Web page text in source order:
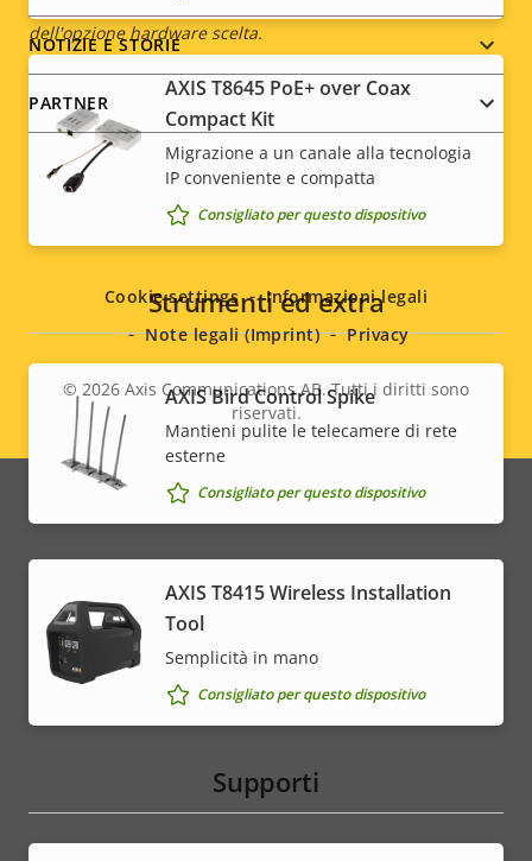
dell'opzione hardware scelta.
AXIS T8645 PoE+ over Coax
Compact Kit
Migrazione a un canale alla tecnologia
IP conveniente e compatta
Consigliato per questo dispositivo
Strumenti ed extra
AXIS Bird Control Spike
Mantieni pulite le telecamere di rete
esterne
Consigliato per questo dispositivo
AXIS T8415 Wireless Installation
Tool
Semplicità in mano
Consigliato per questo dispositivo
Supporti
NOTIZIE E STORIE
PARTNER
Social
menu
Legal
menu
© 2026 Axis Communications AB. Tutti i diritti sono
riservati.
Cookie settings
Informazioni legali
Note legali (Imprint)
Privacy